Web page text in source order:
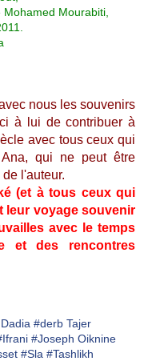
Mourabiti,
nous les souvenirs
à lui de contribuer à
avec tous ceux qui
qui ne peut être
l'auteur.
(et à tous ceux qui
leur voyage souvenir
avec le temps
et des rencontres
#derb Tajer
#Joseph Oiknine
#Sla #Tashlikh